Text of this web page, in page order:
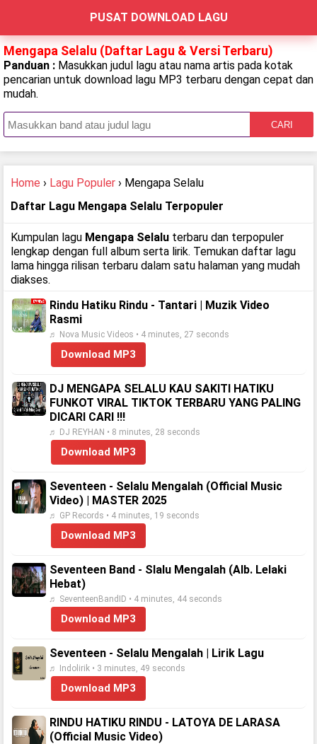
PUSAT DOWNLOAD LAGU
Mengapa Selalu (Daftar Lagu & Versi Terbaru)
Panduan : Masukkan judul lagu atau nama artis pada kotak
pencarian untuk download lagu MP3 terbaru dengan cepat dan
mudah.
CARI
Home › Lagu Populer › Mengapa Selalu
Daftar Lagu Mengapa Selalu Terpopuler
Kumpulan lagu Mengapa Selalu terbaru dan terpopuler
lengkap dengan full album serta lirik. Temukan daftar lagu
lama hingga rilisan terbaru dalam satu halaman yang mudah
diakses.
Rindu Hatiku Rindu - Tantari | Muzik Video
Rasmi
♬ Nova Music Videos • 4 minutes, 27 seconds
Download MP3
DJ MENGAPA SELALU KAU SAKITI HATIKU
FUNKOT VIRAL TIKTOK TERBARU YANG PALING
DICARI CARI !!!
♬ DJ REYHAN • 8 minutes, 28 seconds
Download MP3
Seventeen - Selalu Mengalah (Official Music
Video) | MASTER 2025
♬ GP Records • 4 minutes, 19 seconds
Download MP3
Seventeen Band - Slalu Mengalah (Alb. Lelaki
Hebat)
♬ SeventeenBandID • 4 minutes, 44 seconds
Download MP3
Seventeen - Selalu Mengalah | Lirik Lagu
♬ Indolirik • 3 minutes, 49 seconds
Download MP3
RINDU HATIKU RINDU - LATOYA DE LARASA
(Official Music Video)